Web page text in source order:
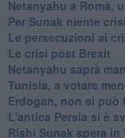
Netanyahu a Roma,
Per Sunak niente
Le persecuzioni ai
Le crisi post Brexit
Netanyahu saprà
Tunisia, a votare
Erdogan, non si può
L'antica Persia si è
Rishi Sunak spera in